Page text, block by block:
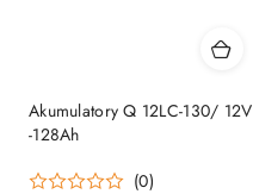
Akumulatory Q 12LC-130/ 12V
-128Ah
(0)